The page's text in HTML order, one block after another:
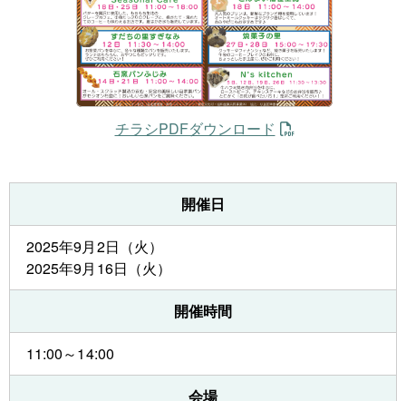
チラシPDFダウンロード
開催日
2025年9月2日（火）
2025年9月16日（火）
開催時間
11:00～14:00
会場